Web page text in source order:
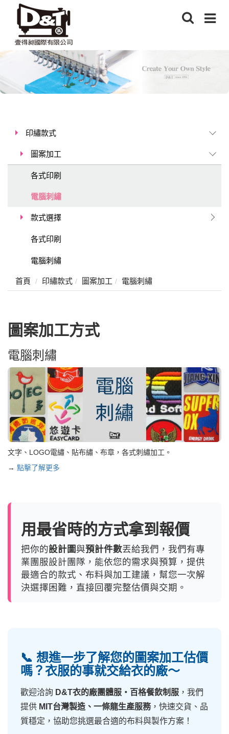
印繡款式
圖案加工
各式印刷
電腦刺繡
款式選擇
各式印刷
電腦刺繡
首頁 印繡款式 圖案加工 電腦刺繡
圖案加工方式
電腦刺繡
文字、LOGO電繡、貼布繡、布章，各式刺繡加工。
→ 點擊了解更多
用最省時的方式拿到報價
把你的設計圖與預計件數丟給我們，我們有專
業團服設計團隊，能依您的需求與預算，提供
最適合的款式、布料與加工建議，幫您一次解
決選擇困難，直接回覆完整估價與交期。
📞 想進一步了解您的圖案加工估價
嗎？衣服的事就交給衣的廠～
歡迎洽詢 D&T衣的廠團體服・百格餐飲制服 ，我們
提供 MIT台灣製造、一條龍生產服務，快速交貨、品
質穩定，協助您挑選最合適的布料與製作方案！